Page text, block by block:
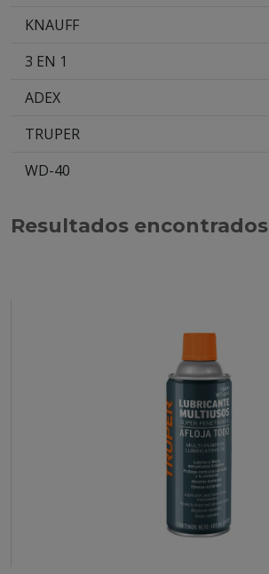
KNAUFF
3 EN 1
ADEX
TRUPER
WD-40
Resultados encontrados